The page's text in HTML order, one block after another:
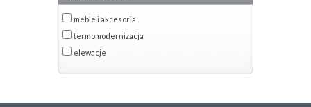
meble i akcesoria
termomodernizacja
elewacje